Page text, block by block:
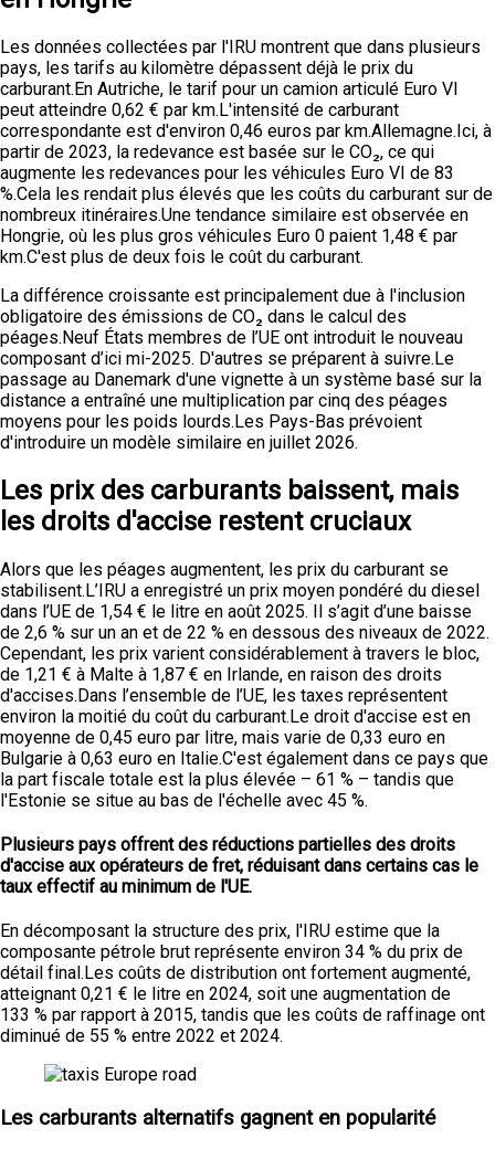
Les données collectées par l'IRU montrent que dans plusieurs
pays, les tarifs au kilomètre dépassent déjà le prix du
carburant.En Autriche, le tarif pour un camion articulé Euro VI
peut atteindre 0,62 € par km.L'intensité de carburant
correspondante est d'environ 0,46 euros par km.Allemagne.Ici, à
partir de 2023, la redevance est basée sur le CO₂, ce qui
augmente les redevances pour les véhicules Euro VI de 83
%.Cela les rendait plus élevés que les coûts du carburant sur de
nombreux itinéraires.Une tendance similaire est observée en
Hongrie, où les plus gros véhicules Euro 0 paient 1,48 € par
km.C'est plus de deux fois le coût du carburant.
La différence croissante est principalement due à l'inclusion
obligatoire des émissions de CO₂ dans le calcul des
péages.Neuf États membres de l’UE ont introduit le nouveau
composant d’ici mi-2025. D'autres se préparent à suivre.Le
passage au Danemark d'une vignette à un système basé sur la
distance a entraîné une multiplication par cinq des péages
moyens pour les poids lourds.Les Pays-Bas prévoient
d'introduire un modèle similaire en juillet 2026.
Les prix des carburants baissent, mais
les droits d'accise restent cruciaux
Alors que les péages augmentent, les prix du carburant se
stabilisent.L’IRU a enregistré un prix moyen pondéré du diesel
dans l’UE de 1,54 € le litre en août 2025. Il s’agit d’une baisse
de 2,6 % sur un an et de 22 % en dessous des niveaux de 2022.
Cependant, les prix varient considérablement à travers le bloc,
de 1,21 € à Malte à 1,87 € en Irlande, en raison des droits
d'accises.Dans l’ensemble de l’UE, les taxes représentent
environ la moitié du coût du carburant.Le droit d'accise est en
moyenne de 0,45 euro par litre, mais varie de 0,33 euro en
Bulgarie à 0,63 euro en Italie.C'est également dans ce pays que
la part fiscale totale est la plus élevée – 61 % – tandis que
l'Estonie se situe au bas de l'échelle avec 45 %.
Plusieurs pays offrent des réductions partielles des droits
d'accise aux opérateurs de fret, réduisant dans certains cas le
taux effectif au minimum de l'UE.
En décomposant la structure des prix, l'IRU estime que la
composante pétrole brut représente environ 34 % du prix de
détail final.Les coûts de distribution ont fortement augmenté,
atteignant 0,21 € le litre en 2024, soit une augmentation de
133 % par rapport à 2015, tandis que les coûts de raffinage ont
diminué de 55 % entre 2022 et 2024.
Les carburants alternatifs gagnent en popularité